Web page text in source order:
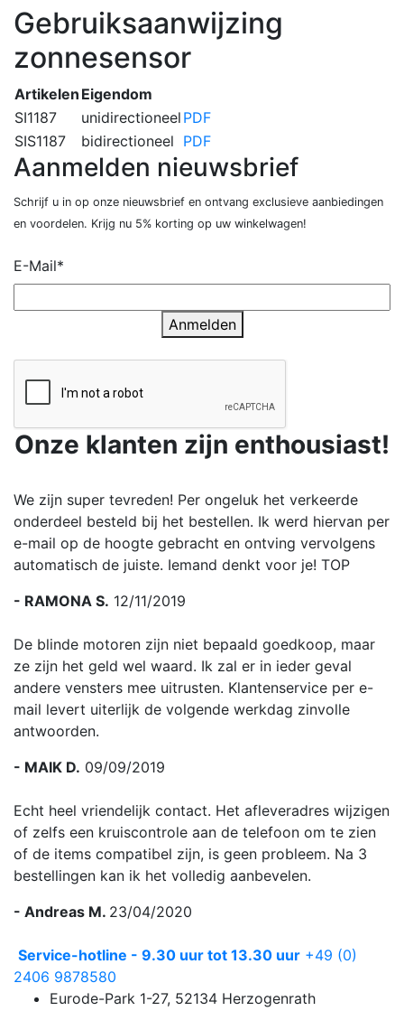
Gebruiksaanwijzing
zonnesensor
Artikelen Eigendom
SI1187
unidirectioneel PDF
SIS1187
bidirectioneel PDF
Aanmelden nieuwsbrief
Schrijf u in op onze nieuwsbrief en ontvang exclusieve aanbiedingen
en voordelen. Krijg nu 5% korting op uw winkelwagen!
E-Mail*
Anmelden
Onze klanten zijn enthousiast!
We zijn super tevreden! Per ongeluk het verkeerde
onderdeel besteld bij het bestellen. Ik werd hiervan per
e-mail op de hoogte gebracht en ontving vervolgens
automatisch de juiste. Iemand denkt voor je! TOP
- RAMONA S. 12/11/2019
De blinde motoren zijn niet bepaald goedkoop, maar
ze zijn het geld wel waard. Ik zal er in ieder geval
andere vensters mee uitrusten. Klantenservice per e-
mail levert uiterlijk de volgende werkdag zinvolle
antwoorden.
- MAIK D. 09/09/2019
Echt heel vriendelijk contact. Het afleveradres wijzigen
of zelfs een kruiscontrole aan de telefoon om te zien
of de items compatibel zijn, is geen probleem. Na 3
bestellingen kan ik het volledig aanbevelen.
- Andreas M. 23/04/2020
Service-hotline - 9.30 uur tot 13.30 uur +49 (0)
2406 9878580
Eurode-Park 1-27, 52134 Herzogenrath